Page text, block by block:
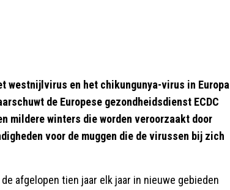
westnijlvirus en het chikungunya-virus in Europa
de Europese gezondheidsdienst ECDC
mildere winters die worden veroorzaakt door
voor de muggen die de virussen bij zich
afgelopen tien jaar elk jaar in nieuwe gebieden